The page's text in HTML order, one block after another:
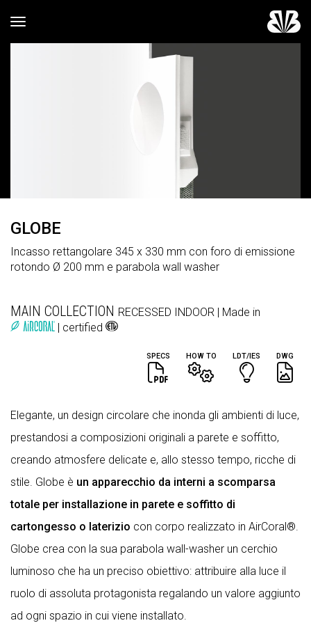
Toggle navigation
GLOBE
Incasso rettangolare 345 x 330 mm con foro di emissione
rotondo Ø 200 mm e parabola wall washer
MAIN COLLECTION RECESSED INDOOR | Made in
| certified
SPECS HOW TO LDT/IES DWG
Elegante, un design circolare che inonda gli ambienti di luce,
prestandosi a composizioni originali a parete e soffitto,
creando atmosfere delicate e, allo stesso tempo, ricche di
stile. Globe è un apparecchio da interni a scomparsa
totale per installazione in parete e soffitto di
cartongesso o laterizio con corpo realizzato in AirCoral®.
Globe crea con la sua parabola wall-washer un cerchio
luminoso che ha un preciso obiettivo: attribuire alla luce il
ruolo di assoluta protagonista regalando un valore aggiunto
ad ogni spazio in cui viene installato.